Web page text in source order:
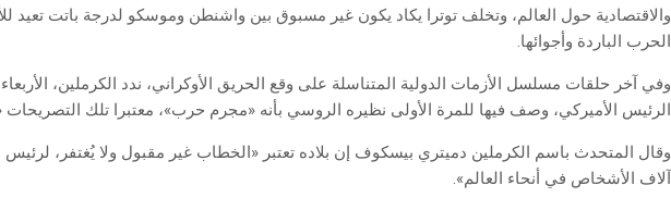
والاقتصادية حول العالم، وتخلف توترا يكاد يكون غير مسبوق بين واشنطن وموسكو لدرجة باتت تعيد
الحرب الباردة وأجوائها.
وفي آخر حلقات مسلسل الأزمات الدولية المتناسلة على وقع الحريق الأوكراني، ندد الكرملين،
الرئيس الأميركي، وصف فيها للمرة الأولى نظيره الروسي بأنه «مجرم حرب»، معتبرا تلك التصريحات
وقال المتحدث باسم الكرملين دميتري بيسكوف إن بلاده تعتبر «الخطاب غير مقبول ولا يُغتفر، لرئيس
آلاف الأشخاص في أنحاء العالم».